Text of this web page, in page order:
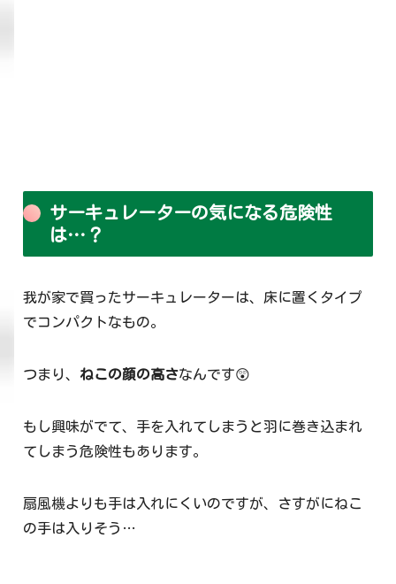
サーキュレーターの気になる危険性
は…？
我が家で買ったサーキュレーターは、床に置くタイプ
でコンパクトなもの。
つまり、 ねこの顔の高さなんです😲
もし興味がでて、手を入れてしまうと羽に巻き込まれ
てしまう危険性もあります。
扇風機よりも手は入れにくいのですが、さすがにねこ
の手は入りそう…